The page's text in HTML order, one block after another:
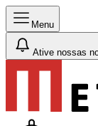
Menu
Ative nossas